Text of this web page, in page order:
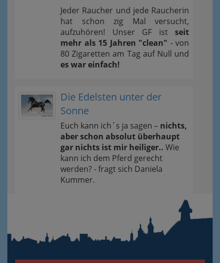
Jeder Raucher und jede Raucherin
hat schon zig Mal versucht,
aufzuhören! Unser GF ist seit
mehr als 15 Jahren "clean" - von
80 Zigaretten am Tag auf Null und
es war einfach!
Die Edelsten unter der
Sonne
Euch kann ich´s ja sagen – nichts,
aber schon absolut überhaupt
gar nichts ist mir heiliger.. Wie
kann ich dem Pferd gerecht
werden? - fragt sich Daniela
Kummer.